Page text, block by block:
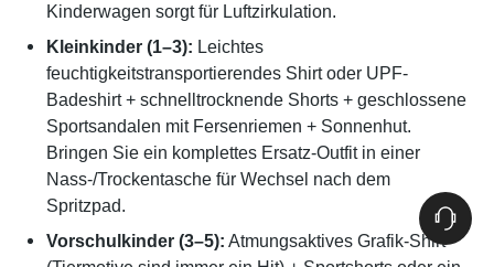
Kinderwagen sorgt für Luftzirkulation.
Kleinkinder (1–3): Leichtes
feuchtigkeitstransportierendes Shirt oder UPF-
Badeshirt + schnelltrocknende Shorts + geschlossene
Sportsandalen mit Fersenriemen + Sonnenhut.
Bringen Sie ein komplettes Ersatz-Outfit in einer
Nass-/Trockentasche für Wechsel nach dem
Spritzpad.
Vorschulkinder (3–5): Atmungsaktives Grafik-Shirt